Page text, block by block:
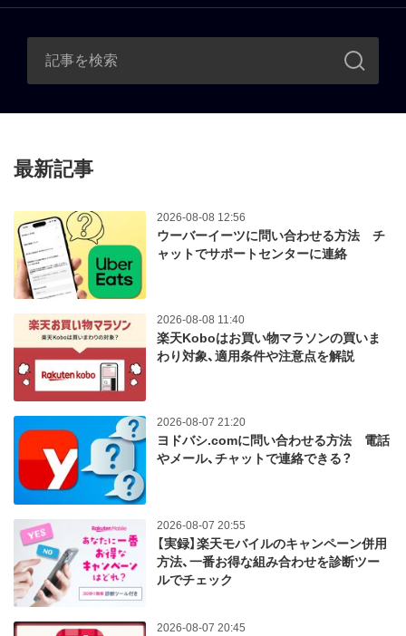
最新記事
2026-08-08 12:56
ウーバーイーツに問い合わせる方法 チ
ャットでサポートセンターに連絡
2026-08-08 11:40
楽天Koboはお買い物マラソンの買いま
わり対象、適用条件や注意点を解説
2026-08-07 21:20
ヨドバシ.comに問い合わせる方法 電話
やメール、チャットで連絡できる？
2026-08-07 20:55
【実録】楽天モバイルのキャンペーン併用
方法、一番お得な組み合わせを診断ツー
ルでチェック
2026-08-07 20:45